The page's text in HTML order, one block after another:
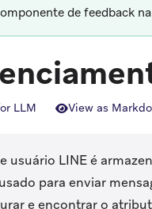
de feedback
LLM View as
usuário LINE é
para enviar
e encontrar o